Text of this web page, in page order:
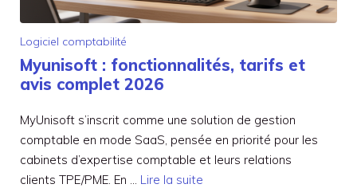
Logiciel comptabilité
Myunisoft : fonctionnalités, tarifs et
avis complet 2026
MyUnisoft s’inscrit comme une solution de gestion
comptable en mode SaaS, pensée en priorité pour les
cabinets d’expertise comptable et leurs relations
clients TPE/PME. En … Lire la suite